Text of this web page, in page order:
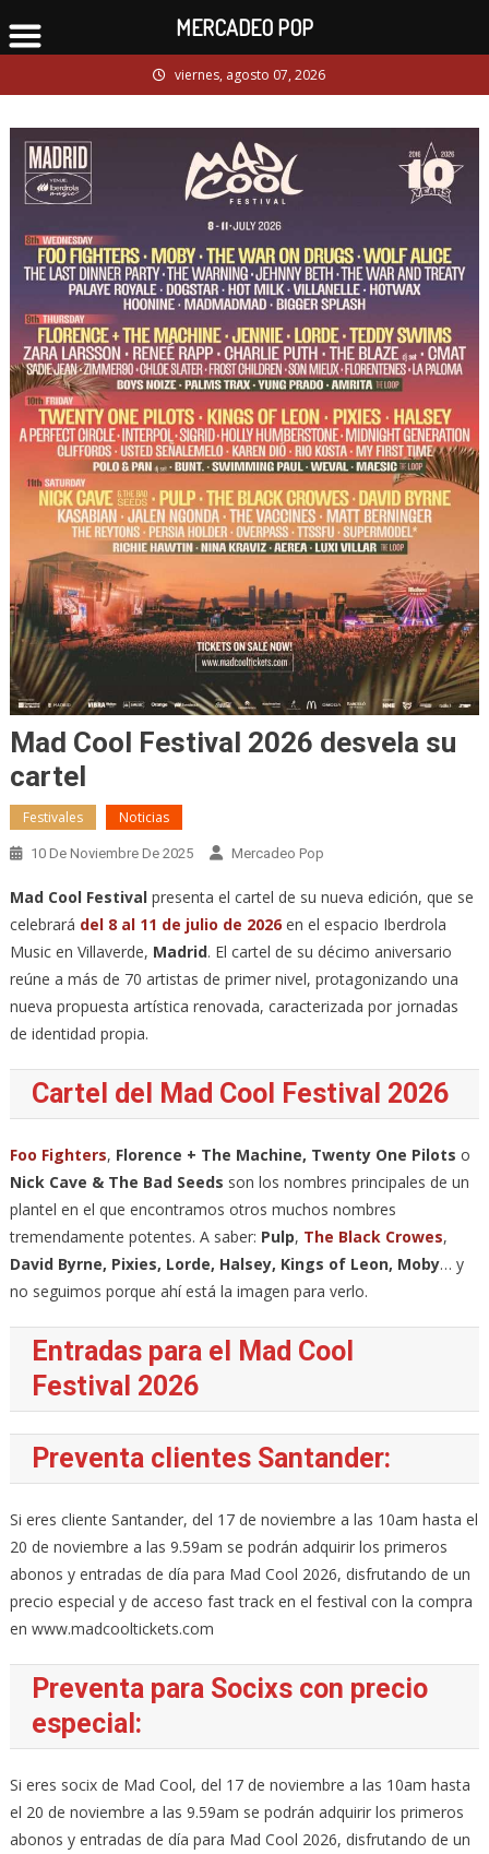
to
viernes, agosto 07, 2026
Mad Cool Festival 2026 desvela su
cartel
Festivales Noticias
10 De Noviembre De 2025 Mercadeo Pop
Mad Cool Festivalpresenta el cartel de su nueva edición, que se
celebrará del 8 al 11 de julio de 2026en el espacio Iberdrola
Music en Villaverde, Madrid. El cartel de su décimo aniversario
reúne a más de 70 artistas de primer nivel, protagonizando una
nueva propuesta artística renovada, caracterizada por jornadas
de identidad propia.
Cartel del Mad Cool Festival 2026
Foo Fighters, Florence + The Machine, Twenty One Pilots o
Nick Cave & The Bad Seeds son los nombres principales de un
plantel en el que encontramos otros muchos nombres
tremendamente potentes. A saber: Pulp, The Black Crowes,
David Byrne, Pixies, Lorde, Halsey, Kings of Leon, Moby… y
no seguimos porque ahí está la imagen para verlo.
Entradas para el Mad Cool
Festival 2026
Preventa clientes Santander:
Si eres cliente Santander, del 17 de noviembre a las 10am hasta el
20 de noviembre a las 9.59am se podrán adquirir los primeros
abonos y entradas de día para Mad Cool 2026, disfrutando de un
precio especial y de acceso fast track en el festival con la compra
en www.madcooltickets.com
Preventa para Socixs con precio
especial:
Si eres socix de Mad Cool, del 17 de noviembre a las 10am hasta
el 20 de noviembre a las 9.59am se podrán adquirir los primeros
abonos y entradas de día para Mad Cool 2026, disfrutando de un
MERCADEO POP